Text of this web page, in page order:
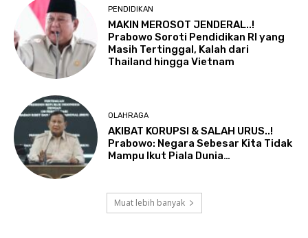
PENDIDIKAN
MAKIN MEROSOT JENDERAL..!
Prabowo Soroti Pendidikan RI yang
Masih Tertinggal, Kalah dari
Thailand hingga Vietnam
OLAHRAGA
AKIBAT KORUPSI & SALAH URUS..!
Prabowo: Negara Sebesar Kita Tidak
Mampu Ikut Piala Dunia…
Muat lebih banyak